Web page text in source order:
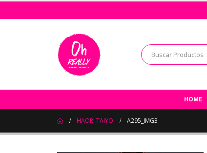
HOME
HAORI TAIYO A295_IMG3